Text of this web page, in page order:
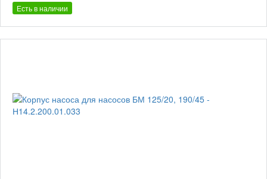
Есть в наличии